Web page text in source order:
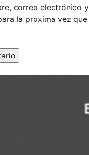
correo electrónico
la próxima vez que